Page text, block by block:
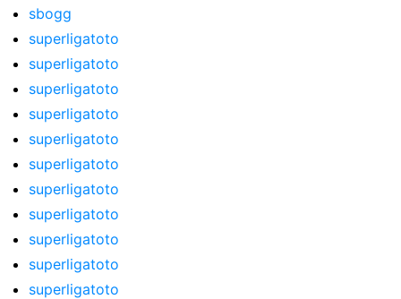
sbogg
superligatoto
superligatoto
superligatoto
superligatoto
superligatoto
superligatoto
superligatoto
superligatoto
superligatoto
superligatoto
superligatoto